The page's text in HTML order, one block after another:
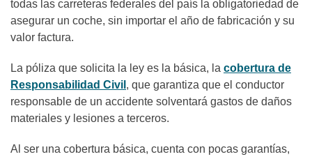
todas las carreteras federales del país la obligatoriedad de
asegurar un coche, sin importar el año de fabricación y su
valor factura.
La póliza que solicita la ley es la básica, la cobertura de
Responsabilidad Civil , que garantiza que el conductor
responsable de un accidente solventará gastos de daños
materiales y lesiones a terceros.
Al ser una cobertura básica, cuenta con pocas garantías,